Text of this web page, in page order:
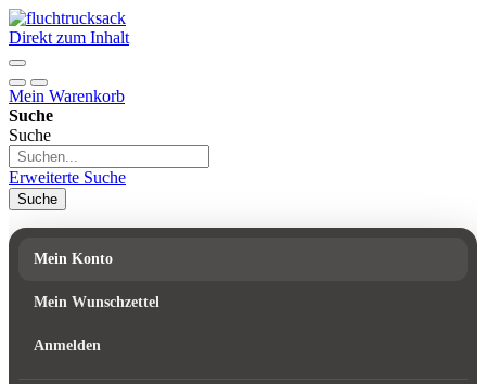
Direkt zum Inhalt
Mein Warenkorb
Suche
Suche
Erweiterte Suche
Suche
Mein Konto
Mein Wunschzettel
Anmelden